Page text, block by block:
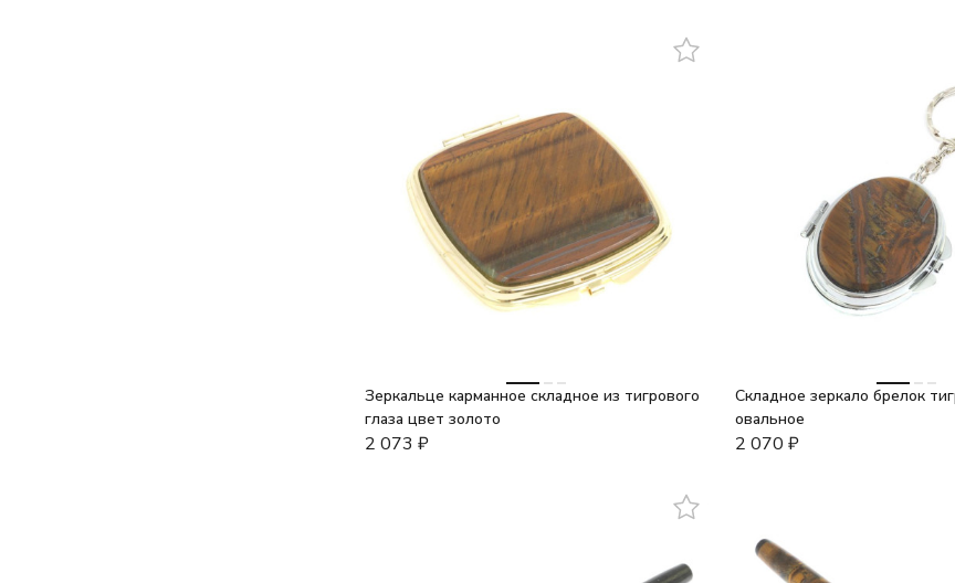
Зеркальце карманное складное из тигрового
глаза цвет золото
2 073 ₽
Складное зеркало брелок
овальное
2 070 ₽